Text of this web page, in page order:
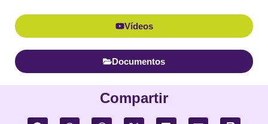
Vídeos
Documentos
Compartir